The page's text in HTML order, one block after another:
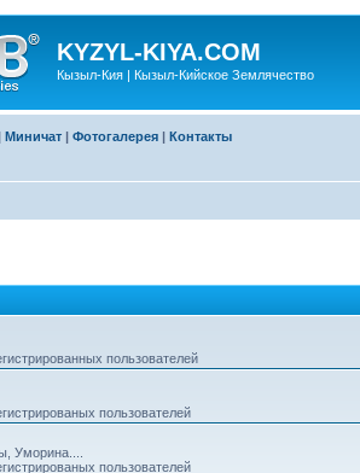
KYZYL-KIYA.COM
Кызыл-Кия | Кызыл-Кийское Землячество
| Миничат | Фотогалерея | Контакты
пользователей
пользователей
Уморина....
пользователей